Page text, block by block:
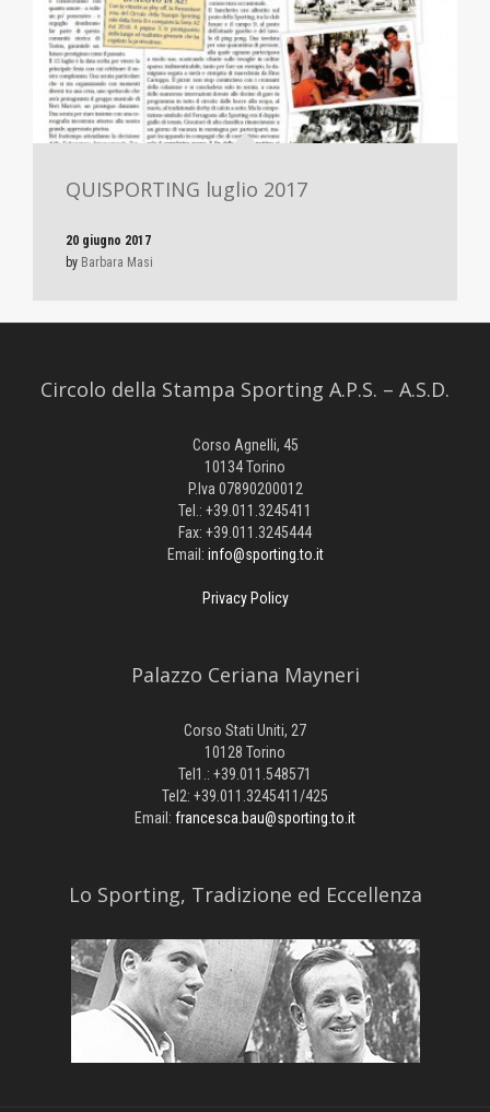
QUISPORTING luglio 2017
20 giugno 2017
by Barbara Masi
Circolo della Stampa Sporting A.P.S. – A.S.D.
Corso Agnelli, 45
10134 Torino
P.Iva 07890200012
Tel.: +39.011.3245411
Fax: +39.011.3245444
Email: info@sporting.to.it
Privacy Policy
Palazzo Ceriana Mayneri
Corso Stati Uniti, 27
10128 Torino
Tel1.: +39.011.548571
Tel2: +39.011.3245411/425
Email: francesca.bau@sporting.to.it
​Lo Sporting, Tradizione ed Eccellenza